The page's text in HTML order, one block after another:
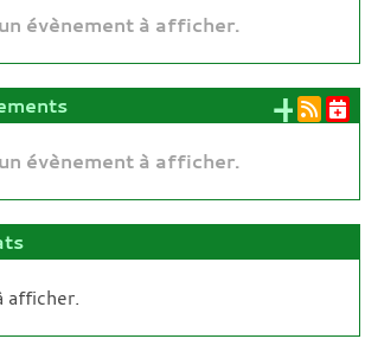
évènement à afficher.
évènement à afficher.
+
afficher.